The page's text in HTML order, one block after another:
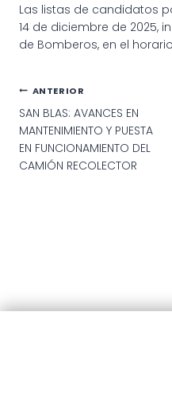
Las listas de candidatos
14 de diciembre de 2025,
de Bomberos, en el
Navegación
de
entradas
ANTERIOR
SAN BLAS: AVANCES EN
MANTENIMIENTO Y PUESTA
EN FUNCIONAMIENTO DEL
CAMIÓN RECOLECTOR